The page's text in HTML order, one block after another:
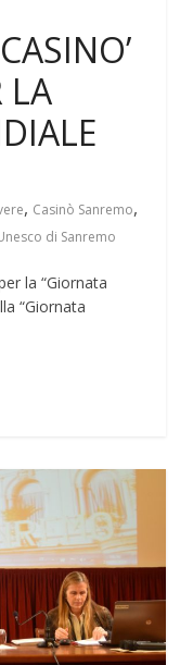
LA
, Casinò Sanremo,
di Sanremo
la “Giornata
“Giornata